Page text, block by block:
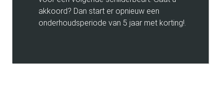
akkoord? Dan start er opnieuw een
onderhoudsperiode van 5 jaar met korting!.